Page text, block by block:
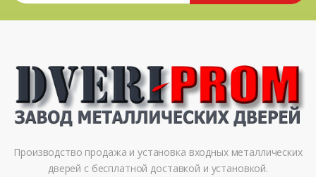
Производство продажа и установка входных металлических
дверей с бесплатной доставкой и установкой.